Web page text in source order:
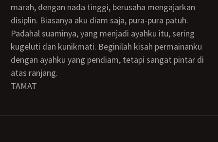
marah, dengan nada tinggi, berusaha mengajarkan
disiplin. Biasanya aku diam saja, pura-pura patuh.
Padahal suaminya, yang menjadi ayahku itu, sering
kugeluti dan kunikmati. Beginilah kisah permainanku
dengan ayahku yang pendiam, tetapi sangat pintar di
atas ranjang.
TAMAT